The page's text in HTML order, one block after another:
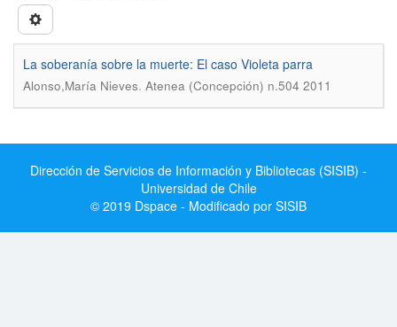
La soberanía sobre la muerte: El caso Violeta parra
Alonso,María Nieves. Atenea (Concepción) n.504 2011
Dirección de Servicios de Información y Bibliotecas (SISIB) -
Universidad de Chile
© 2019 Dspace - Modificado por SISIB